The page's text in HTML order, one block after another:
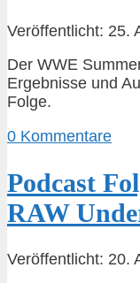
Veröffentlicht: 25.
Der WWE
Ergebnisse und
Folge.
0 Kommentare
Podcast
RAW
Veröffentlicht: 20.